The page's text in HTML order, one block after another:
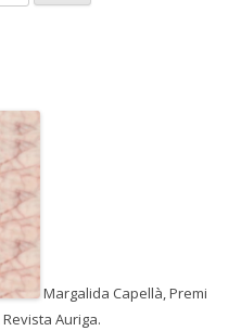
Margalida Capellà, Premi
Auriga.